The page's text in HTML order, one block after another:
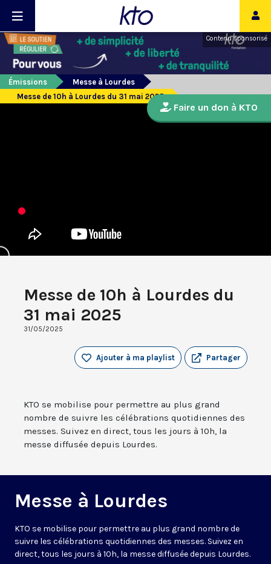
Contenu sponsorisé
Émissions
Messe à Lourdes
Messe de 10h à Lourdes du 31 mai 2025
Messe de 10h à Lourdes du
31 mai 2025
31/05/2025
Partager
Ajouter à ma playlist
KTO se mobilise pour permettre au plus grand
nombre de suivre les célébrations quotidiennes des
messes. Suivez en direct, tous les jours à 10h, la
messe diffusée depuis Lourdes.
Messe à Lourdes
KTO se mobilise pour permettre au plus grand nombre de
suivre les célébrations quotidiennes des messes. Suivez en
direct, tous les jours à 10h, la messe diffusée depuis Lourdes.
Faire un don à KTO